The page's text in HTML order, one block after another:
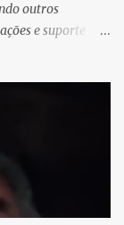
outros
e suporte